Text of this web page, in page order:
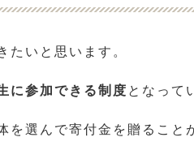
いと思います。
に参加できる制度となって
選んで寄付金を贈ること